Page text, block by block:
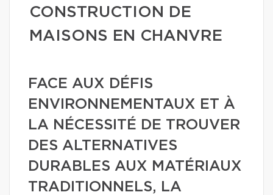
CONSTRUCTION DE
MAISONS EN CHANVRE
FACE AUX DÉFIS
ENVIRONNEMENTAUX ET À
LA NÉCESSITÉ DE TROUVER
DES ALTERNATIVES
DURABLES AUX MATÉRIAUX
TRADITIONNELS, LA